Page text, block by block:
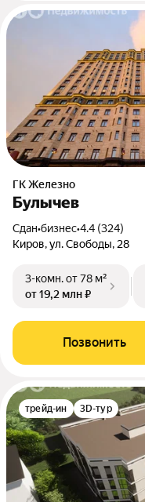
ГК Железно
Булычев
Сдан•бизнес•4.4 (324)
Киров, ул. Свободы, 28
3-комн.от 78 м²
от 19,2 млн ₽
Позвонить
трейд-ин 3D-тур